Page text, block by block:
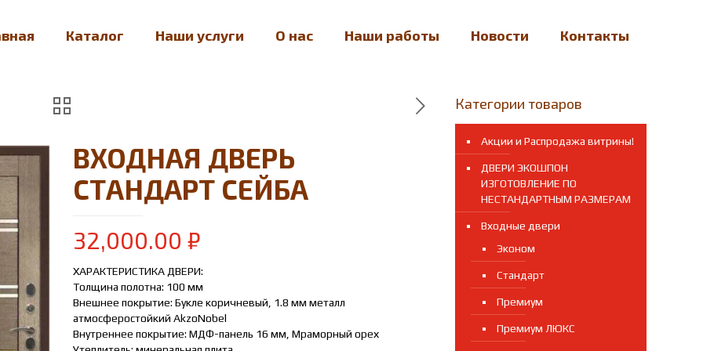
Каталог Наши услуги О нас Наши работы Новости Контакты
ВХОДНАЯ ДВЕРЬ
СТАНДАРТ СЕЙБА
32,000.00₽
ХАРАКТЕРИСТИКА ДВЕРИ:
Толщина полотна: 100 мм
Внешнее покрытие: Букле коричневый, 1.8 мм металл
атмосферостойкий AkzoNobel
Внутреннее покрытие: МДФ-панель 16 мм, Мраморный орех
Категории товаров
Акции и Распродажа витрины!
ДВЕРИ ЭКОШПОН
ИЗГОТОВЛЕНИЕ ПО
НЕСТАНДАРТНЫМ РАЗМЕРАМ
Входные двери
Эконом
Стандарт
Премиум
Премиум ЛЮКС